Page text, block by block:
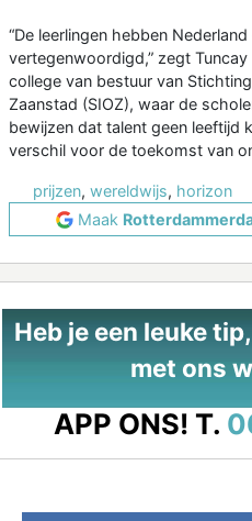
“De leerlingen hebben
vertegenwoordigd,” zegt
college van bestuur van
Zaanstad (SIOZ), waar de
bewijzen dat talent geen leeftijd
verschil voor de toekomst van
prijzen, wereldwijs, horizon
Maak
Heb je een leuke
met ons
APP ONS! T.